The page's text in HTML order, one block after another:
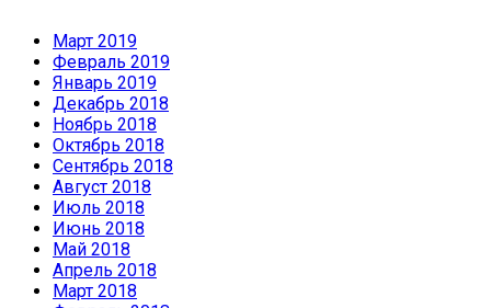
Март 2019
Февраль 2019
Январь 2019
Декабрь 2018
Ноябрь 2018
Октябрь 2018
Сентябрь 2018
Август 2018
Июль 2018
Июнь 2018
Май 2018
Апрель 2018
Март 2018